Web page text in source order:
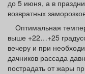
до 5 июня, а в
возвратных
Оптимальная
выше +22…+25
вечеру и при
дачников рассада
пострадать от жары